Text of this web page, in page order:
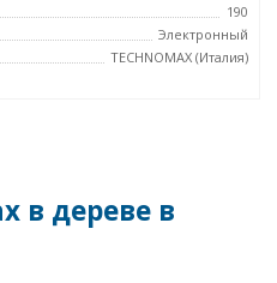
190
Электронный
TECHNOMAX (Италия)
в дереве в